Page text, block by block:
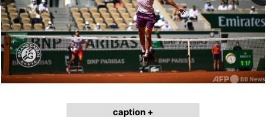
caption +